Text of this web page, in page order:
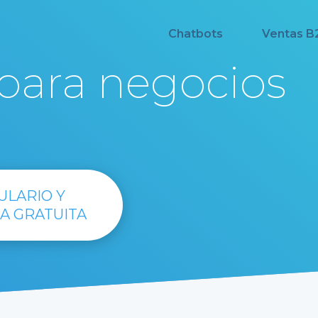
Chatbots Ventas
negocios
Y
GRATUITA